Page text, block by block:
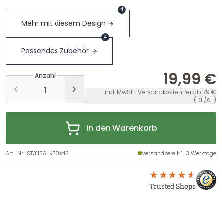
Mehr mit diesem Design
4
Passendes Zubehör
4
Anzahl 19,99 €
inkl. MwSt. · Versandkostenfrei ab 79 €
(DE/AT)
In den Warenkorb
Art.-Nr.: ST3115A-K30X45 Versandbereit: 1-3 Werktage
Trusted Shops